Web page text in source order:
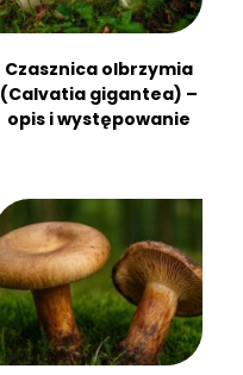
Czasznica olbrzymia
(Calvatia gigantea) –
opis i występowanie